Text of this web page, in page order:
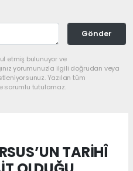
Gönder
etmiş bulunuyor ve
yorumunuzla ilgili doğrudan veya
Yazılan tüm
sorumlu tutulamaz.
TARİHÎ